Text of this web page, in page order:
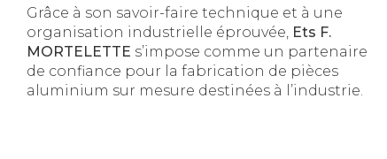
Grâce à son savoir-faire technique et à une
organisation industrielle éprouvée, Ets F.
MORTELETTE s’impose comme un partenaire
de confiance pour la fabrication de pièces
aluminium sur mesure destinées à l’industrie.